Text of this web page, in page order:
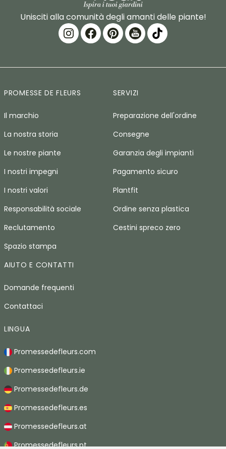
Unisciti alla comunità degli amanti delle piante!
PROMESSE DE FLEURS
Il marchio
La nostra storia
Le nostre piante
I nostri impegni
I nostri valori
Responsabilità sociale
Reclutamento
Spazio stampa
SERVIZI
Preparazione dell'ordine
Consegne
Garanzia degli impianti
Pagamento sicuro
Plantfit
Ordine senza plastica
Cestini spreco zero
AIUTO E CONTATTI
Domande frequenti
Contattaci
LINGUA
Promessedefleurs.com
Promessedefleurs.ie
Promessedefleurs.de
Promessedefleurs.es
Promessedefleurs.at
Promessedefleurs.pt